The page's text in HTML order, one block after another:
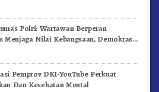
Polri: Wartawan Berperan
Menjaga Nilai Kebangsaan, Demokrasi,
Pemprov DKI-YouTube Perkuat
Dan Kesehatan Mental